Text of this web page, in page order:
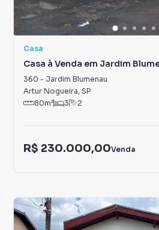
Casa
Casa à Venda em Jardim
360 - Jardim Blumenau
Artur Nogueira, SP
80m² 3 2
R$ 230.000,00Venda